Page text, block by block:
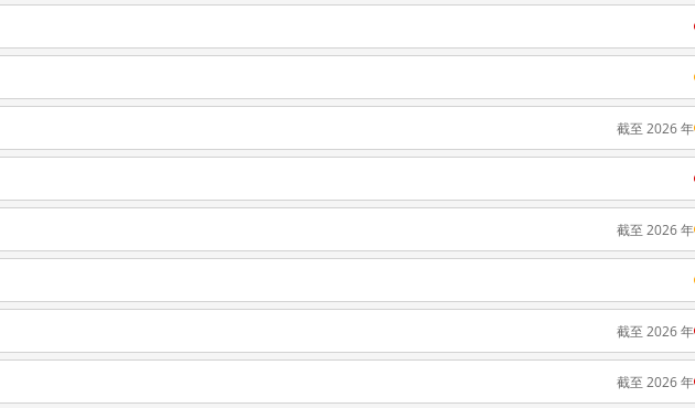
截至 2026 年
截至 2026 年
截至 2026 年
截至 2026 年